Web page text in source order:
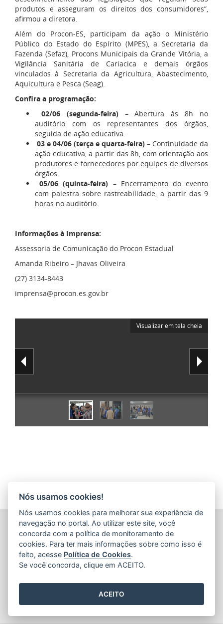
produtos e asseguram os direitos dos consumidores”,
afirmou a diretora.
Além do Procon-ES, participam da ação o Ministério
Público do Estado do Espírito (MPES), a Secretaria da
Fazenda (Sefaz), Procons Municipais da Grande Vitória, a
Vigilância Sanitária de Cariacica e demais órgãos
vinculados à Secretaria da Agricultura, Abastecimento,
Aquicultura e Pesca (Seag).
Confira a programação:
02/06 (segunda-feira)– Abertura às 8h no
auditório com os representantes dos órgãos,
seguida de ação educativa.
03 e 04/06 (terça e quarta-feira) – Continuidade da
ação educativa, a partir das 8h, com orientação aos
produtores e fornecedores por equipes de diversos
órgãos.
05/06 (quinta-feira) – Encerramento do evento
com palestra sobre rastreabilidade, a partir das 9
horas no auditório.
Informações à Imprensa:
Assessoria de Comunicação do Procon Estadual
Amanda Ribeiro – Jhavas Oliveira
(27) 3134-8443
imprensa@procon.es.gov.br
Visualizar em tela cheia
INSTITUTO ESTADUAL DE PROTEÇÃO E DEFESA DO
CONSUMIDOR (PROCON-ES)
Avenida Jerônimo Monteiro, nº 935 - Centro
CEP: 29.010-003 - Vitória / Espírito Santo
Tel.: 151
Nós usamos cookies!
Nós usamos cookies para melhorar sua experiência de
navegação no portal. Ao utilizar este site, você
concorda com a política de monitoramento de
cookies. Para ter mais informações sobre como isso é
feito, acesse Política de Cookies.
Se você concorda, clique em ACEITO.
ACEITO